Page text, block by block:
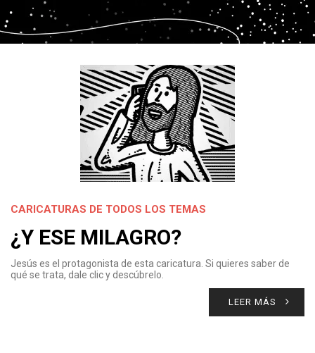
CARICATURAS DE TODOS LOS TEMAS
¿Y ESE MILAGRO?
Jesús es el protagonista de esta caricatura. Si quieres saber de
qué se trata, dale clic y descúbrelo.
LEER MÁS